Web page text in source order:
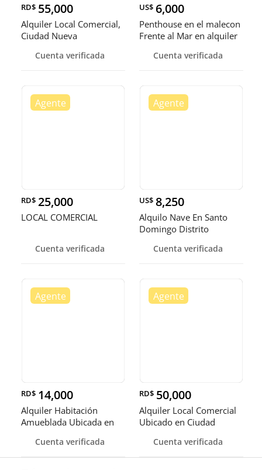
RD$ 55,000
Alquiler Local Comercial,
Ciudad Nueva
Cuenta verificada
US$ 6,000
Penthouse en el malecon
Frente al Mar en alquiler
Cuenta verificada
RD$ 25,000
LOCAL COMERCIAL
Cuenta verificada
US$ 8,250
Alquilo Nave En Santo
Domingo Distrito
Cuenta verificada
RD$ 14,000
Alquiler Habitación
Amueblada Ubicada en
Colonial
Cuenta verificada
RD$ 50,000
Alquiler Local Comercial
Ubicado en Ciudad
Cuenta verificada